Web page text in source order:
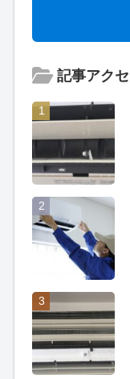
記事アク
1
2
3